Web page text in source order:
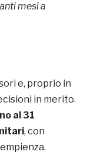
mesi a
e, proprio in
in merito.
al 31
, con